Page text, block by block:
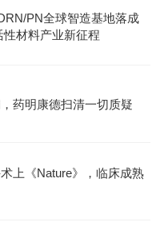
PN全球智造基地落成
材料产业新征程
药明康德扫清一切质疑
上《Nature》，临床成熟